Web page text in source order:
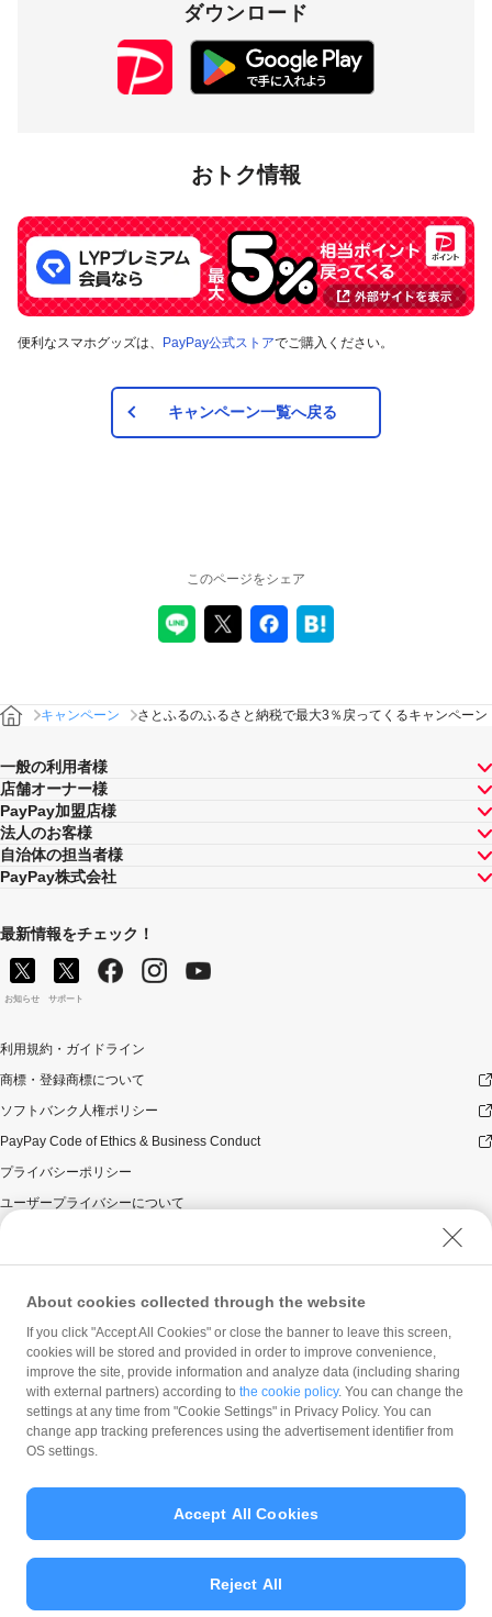
3％付与 5％付与
24時間以内にお支払いいただけるPayPay残高は50万円（ご利用上限額）
ですので、3％付与の1回あたりの付与上限は15,000円相当となります。
対象サービス
さとふるのふるさと納税
本キャンペーンの対象のお支払方法は、PayPay残高で、その
キャンペーンの適用について
本キャンペーン、PayPay利用特典及びPayPay株式会社
が同時開催する他の総付キャンペーンの中で、付与され
るPayPayボーナスの額が最大となるものが適用されま
本キャンペーンが適用される場合に、PayPay株式会社が
てのPayPayボーナスの付与率は、合計で支払額の66.5％
が上限です（仮にそれぞれ適用すると合計66.5％を超え
る場合は、本キャンペーンによる付与分が縮減されま
す）。ただし、上記上限は、マイナポイント付与期間中
（2020年9月1日～2021年3月31日）のお支払いに適用さ
れるものであり、2021年4月1日以降は変更予定です。
キャンペーン内容および適用条件を予告なく変更する場
ます。
ヤフーカード以外のクレジットカードでお支払いされた
場合は、本キャンペーンの対象とはなりませんのでご注
意ください。
対象のお支払方法にてお支払いいただいた際に、仮に本
キャンペーンを適用すると、本キャンペーンによるキャ
ンペーン期間中のPayPayボーナスの付与額が合計
100,000円相当を超えるときには、当該付与額の合計が
「取消し等」といいます。）となった場合、理由の如何
にかかわらず、また返金の有無にかかわらず、当該取消
ダウンロード
おトク情報
便利なスマホグッズは、 PayPay公式ストアでご購入ください。
キャンペーン一覧へ戻る
このページをシェア
キャンペーン さとふるのふるさと納税で最大3％戻ってくるキャンペーン
一般の利用者様
店舗オーナー様
PayPay加盟店様
法人のお客様
自治体の担当者様
PayPay株式会社
最新情報をチェック！
お知らせ サポート
利用規約・ガイドライン
商標・登録商標について
ソフトバンク人権ポリシー
PayPay Code of Ethics & Business Conduct
プライバシーポリシー
ユーザープライバシーについて
ウェブサイト利用規約
反社会的勢力に対する方針
勧誘方針
マネロン等基本方針
カスタマーハラスメントに関する当社の考え方
© PayPay Corporation
About cookies collected through the website
If you click "Accept All Cookies" or close the banner to leave this screen,
cookies will be stored and provided in order to improve convenience,
improve the site, provide information and analyze data (including sharing
with external partners) according to the cookie policy. You can change the
settings at any time from "Cookie Settings" in Privacy Policy. You can
change app tracking preferences using the advertisement identifier from
OS settings.
Reject All
Accept All Cookies